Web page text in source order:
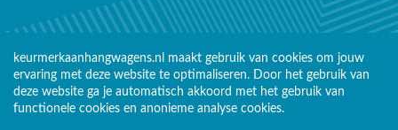
keurmerkaanhangwagens.nl maakt gebruik van cookies om jouw
ervaring met deze website te optimaliseren. Door het gebruik van
deze website ga je automatisch akkoord met het gebruik van
functionele cookies en anonieme analyse cookies.